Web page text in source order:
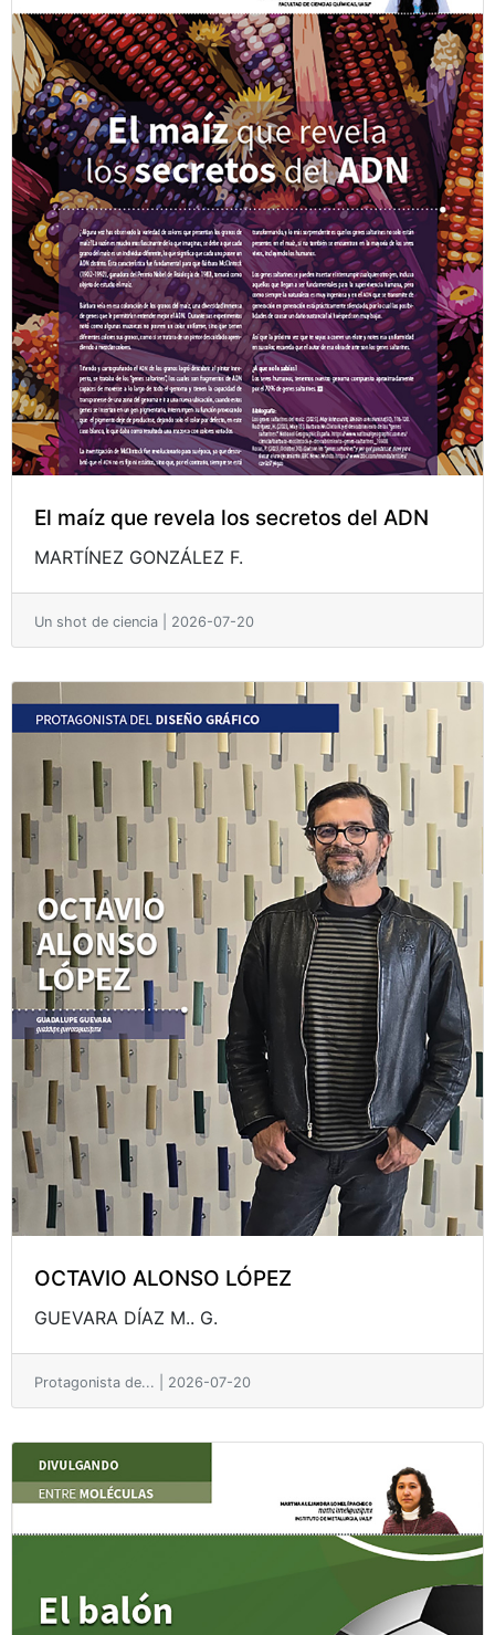
El maíz que revela los secretos del ADN
MARTÍNEZ GONZÁLEZ F.
Un shot de ciencia | 2026-07-20
OCTAVIO ALONSO LÓPEZ
GUEVARA DÍAZ M.. G.
Protagonista de... | 2026-07-20